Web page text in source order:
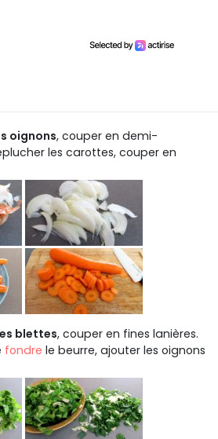
oignons, couper en demi-
les carottes, couper en
blettes, couper en fines lanières.
fondre le beurre, ajouter les oignons